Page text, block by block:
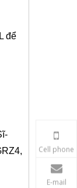
để
-
Cell phone
E-mail